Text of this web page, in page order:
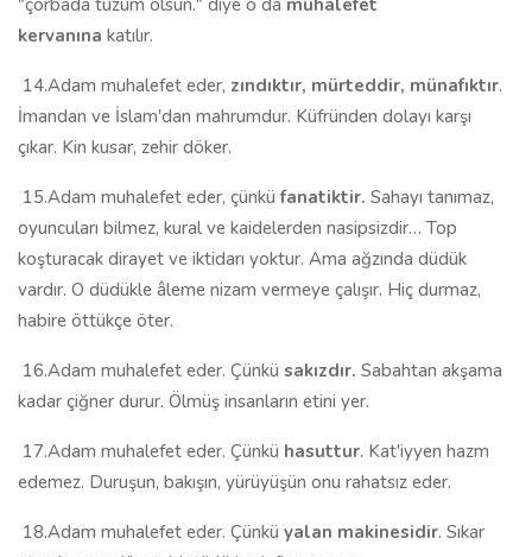
"çorbada tuzum olsun." diye o da muhalefet
kervanına katılır.
14.Adam muhalefet eder, zındıktır, mürteddir, münafıktır.
İmandan ve İslam'dan mahrumdur. Küfründen dolayı karşı
çıkar. Kin kusar, zehir döker.
15.Adam muhalefet eder, çünkü fanatiktir. Sahayı tanımaz,
oyuncuları bilmez, kural ve kaidelerden nasipsizdir… Top
koşturacak dirayet ve iktidarı yoktur. Ama ağzında düdük
vardır. O düdükle âleme nizam vermeye çalışır. Hiç durmaz,
habire öttükçe öter.
16.Adam muhalefet eder. Çünkü sakızdır. Sabahtan akşama
kadar çiğner durur. Ölmüş insanların etini yer.
17.Adam muhalefet eder. Çünkü hasuttur. Kat'iyyen hazm
edemez. Duruşun, bakışın, yürüyüşün onu rahatsız eder.
18.Adam muhalefet eder. Çünkü yalan makinesidir. Sıkar